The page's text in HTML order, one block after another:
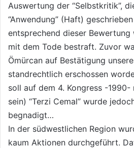
Auswertung der “Selbstkritik”,
“Anwendung” (Haft)
entsprechend dieser Bewertung
mit dem Tode bestraft. Zuvor
Ömürcan auf Bestätigung
standrechtlich erschossen
soll auf dem 4. Kongress -
sein) “Terzi Cemal” wurde
begnadigt…
In der südwestlichen Region
kaum Aktionen durchgeführt.